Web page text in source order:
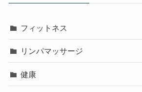
フィットネス
リンパマッサージ
健康